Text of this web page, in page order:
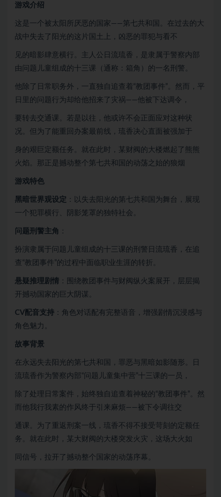
游戏介绍
这是一个被太阳所厌恶的国家——第七共和国。在过去的大
战中失去了阳光的这片国土上，凶恶的罪犯与看不
见的暗影肆意横行。主人公日流琉香，是隶属于警察内部
由问题儿童组成的十三课（通称：箱角）的一名刑警。
他除了日常职务外，一直独自追查着“教团事件”。然而，平
日里的问题行为却给他招来了灾祸——他被下达调令，
要转去交通课。若是以往，他或许不会正面应对这种状
况。但为了能重回办案最前线，琉香决心直面被强加于
身的艰巨定额任务。就在此时，某财阀的大楼燃起了熊熊
火焰。那正是撼动整个第七共和国的动荡之始的狼烟
游戏特色
黑暗世界观设定 ：以失去阳光的第七共和国为舞台，展现
一个犯罪横行、阴影笼罩的独特社会。
问题刑警主角 ：
扮演隶属于问题儿童组成的十三课的刑警日流琉香，在追
查“教团事件”的过程中面临职业生涯的转折。
悬疑推理剧情 ：围绕教团事件与财阀纵火案展开，层层揭
开撼动国家的巨大阴谋。
CV配音支持 ：角色对话配有完整语音，增强剧情沉浸感与
角色魅力。
故事背景
在永远失去阳光的第七共和国，罪恶与黑暗如影随形。日
流琉香作为警察内部“问题儿童集中营”十三课的一员，
除了处理日常案件，始终独自追查着神秘的“教团事件”。然
而他我行我素的作风终于引来麻烦——被下令调往交
通课。为了重返刑案一线，琉香不得不接受苛刻的定额任
务。就在此时，某大财阀的大楼突发火灾，这场大火如
同信号，拉开了撼动整个国家的动荡序幕。